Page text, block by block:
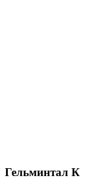
Гельминтал К